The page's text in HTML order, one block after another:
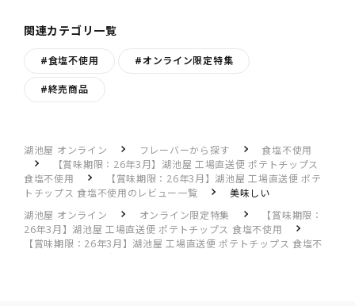
関連カテゴリ一覧
#食塩不使用 #オンライン限定特集
#終売商品
湖池屋 オンライン フレーバーから探す
食塩不使用
【賞味期限：26年3月】湖池屋 工場直送便 ポテトチップス
食塩不使用
【賞味期限：26年3月】湖池屋 工場直送便 ポテ
トチップス 食塩不使用のレビュー一覧
美味しい
湖池屋 オンライン
オンライン限定特集
【賞味期限：
26年3月】湖池屋 工場直送便 ポテトチップス 食塩不使用
【賞味期限：26年3月】湖池屋 工場直送便 ポテトチップス 食塩不